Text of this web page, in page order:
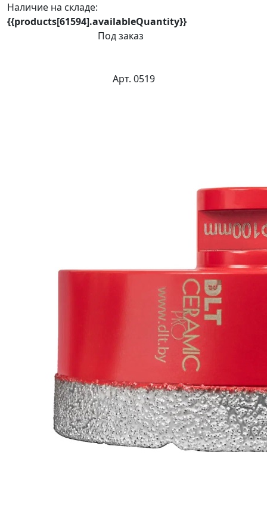
Наличие на складе:
{{products[61594].availableQuantity}}
Под заказ
Арт. 0519